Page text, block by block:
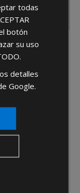
Privacidad
minoristas y
todas
botón
su uso
.
detalles
Google.